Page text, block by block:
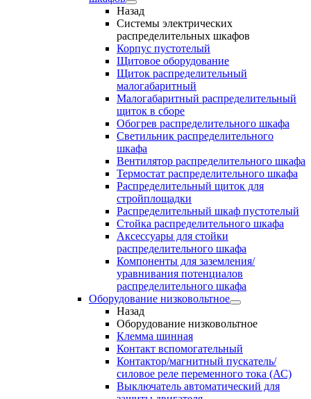
Назад
Системы электрических
распределительных шкафов
Корпус пустотелый
Щитовое оборудование
Щиток распределительный
малогабаритный
Малогабаритный распределительный
щиток в сборе
Обогрев распределительного шкафа
Светильник распределительного
шкафа
Вентилятор распределительного шкафа
Термостат распределительного шкафа
Распределительный щиток для
стройплощадки
Распределительный шкаф пустотелый
Стойка распределительного шкафа
Аксессуары для стойки
распределительного шкафа
Компоненты для заземления/
уравнивания потенциалов
распределительного шкафа
Оборудование низковольтное
Назад
Оборудование низковольтное
Клемма шинная
Контакт вспомогательный
Контактор/магнитный пускатель/
силовое реле переменного тока (АС)
Выключатель автоматический для